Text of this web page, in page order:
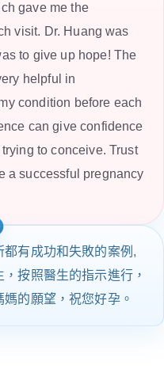
gave me the
visit. Dr. Huang was
to give up hope! The
helpful in
condition before each
can give confidence
to conceive. Trust
a successful pregnancy
都有成功和失敗的案例,
按照醫生的指示進行，
的願望，祝您好孕。